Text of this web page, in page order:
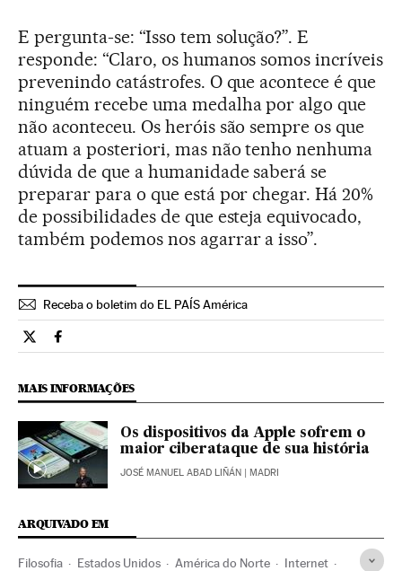
E pergunta-se: “Isso tem solução?”. E
responde: “Claro, os humanos somos incríveis
prevenindo catástrofes. O que acontece é que
ninguém recebe uma medalha por algo que
não aconteceu. Os heróis são sempre os que
atuam a posteriori, mas não tenho nenhuma
dúvida de que a humanidade saberá se
preparar para o que está por chegar. Há 20%
de possibilidades de que esteja equivocado,
também podemos nos agarrar a isso”.
Receba o boletim do EL PAÍS América
Tecnologia El País Brasil en Twitter
Tecnologia El País Brasil en Facebook
MAIS INFORMAÇÕES
Os dispositivos da Apple sofrem o
maior ciberataque de sua história
JOSÉ MANUEL ABAD LIÑÁN | MADRI
ARQUIVADO EM
Filosofia Estados Unidos América do Norte Internet